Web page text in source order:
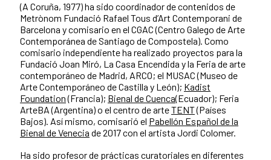
(A Coruña, 1977) ha sido coordinador de contenidos de
Metrònom Fundació Rafael Tous d’Art Contemporani de
Barcelona y comisario en el CGAC (Centro Galego de Arte
Contemporánea de Santiago de Compostela). Como
comisario independiente ha realizado proyectos para la
Fundació Joan Miró, La Casa Encendida y la Feria de arte
contemporáneo de Madrid, ARCO; el MUSAC (Museo de
Arte Contemporáneo de Castilla y León); Kadist
Foundation(Francia); Bienal de Cuenca(Ecuador); Feria
ArteBA (Argentina) o el centro de arteTENT(Países
Bajos). Así mismo, comisarió el Pabellón Español de la
Bienal de Venecia de 2017 con el artista Jordi Colomer.
Ha sido profesor de prácticas curatoriales en diferentes